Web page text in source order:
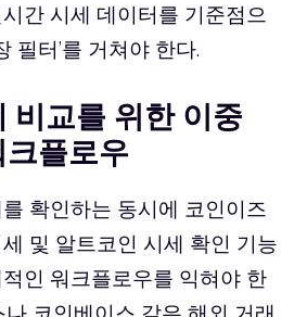
간 시세 데이터를 기준점으
필터’를 거쳐야 한다.
비교를 위한 이중
플로우
확인하는 동시에 코인이즈
및 알트코인 시세 확인 기능
인 워크플로우를 익혀야 한